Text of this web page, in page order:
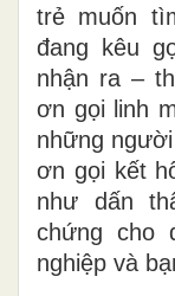
trẻ muốn
đang kêu
nhận ra –
ơn gọi linh
những
ơn gọi kết
như dấn
chứng cho
nghiệp và